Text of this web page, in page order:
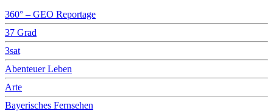
360° – GEO Reportage
37 Grad
3sat
Abenteuer Leben
Arte
Bayerisches Fernsehen